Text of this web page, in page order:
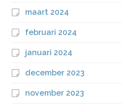
maart 2024
februari 2024
januari 2024
december 2023
november 2023